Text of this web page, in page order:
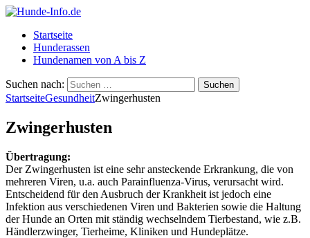
Startseite
Hunderassen
Hundenamen von A bis Z
Suchen nach:
StartseiteGesundheitZwingerhusten
Zwingerhusten
Übertragung:
Der Zwingerhusten ist eine sehr ansteckende Erkrankung, die von
mehreren Viren, u.a. auch Parainfluenza-Virus, verursacht wird.
Entscheidend für den Ausbruch der Krankheit ist jedoch eine
Infektion aus verschiedenen Viren und Bakterien sowie die Haltung
der Hunde an Orten mit ständig wechselndem Tierbestand, wie z.B.
Händlerzwinger, Tierheime, Kliniken und Hundeplätze.